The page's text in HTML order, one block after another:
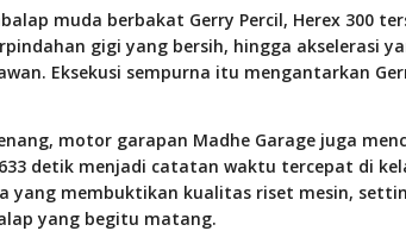
muda berbakat Gerry Percil, Herex 300
gigi yang bersih, hingga akselerasi
Eksekusi sempurna itu mengantarkan
motor garapan Madhe Garage juga
detik menjadi catatan waktu tercepat di
yang membuktikan kualitas riset mesin,
yang begitu matang.